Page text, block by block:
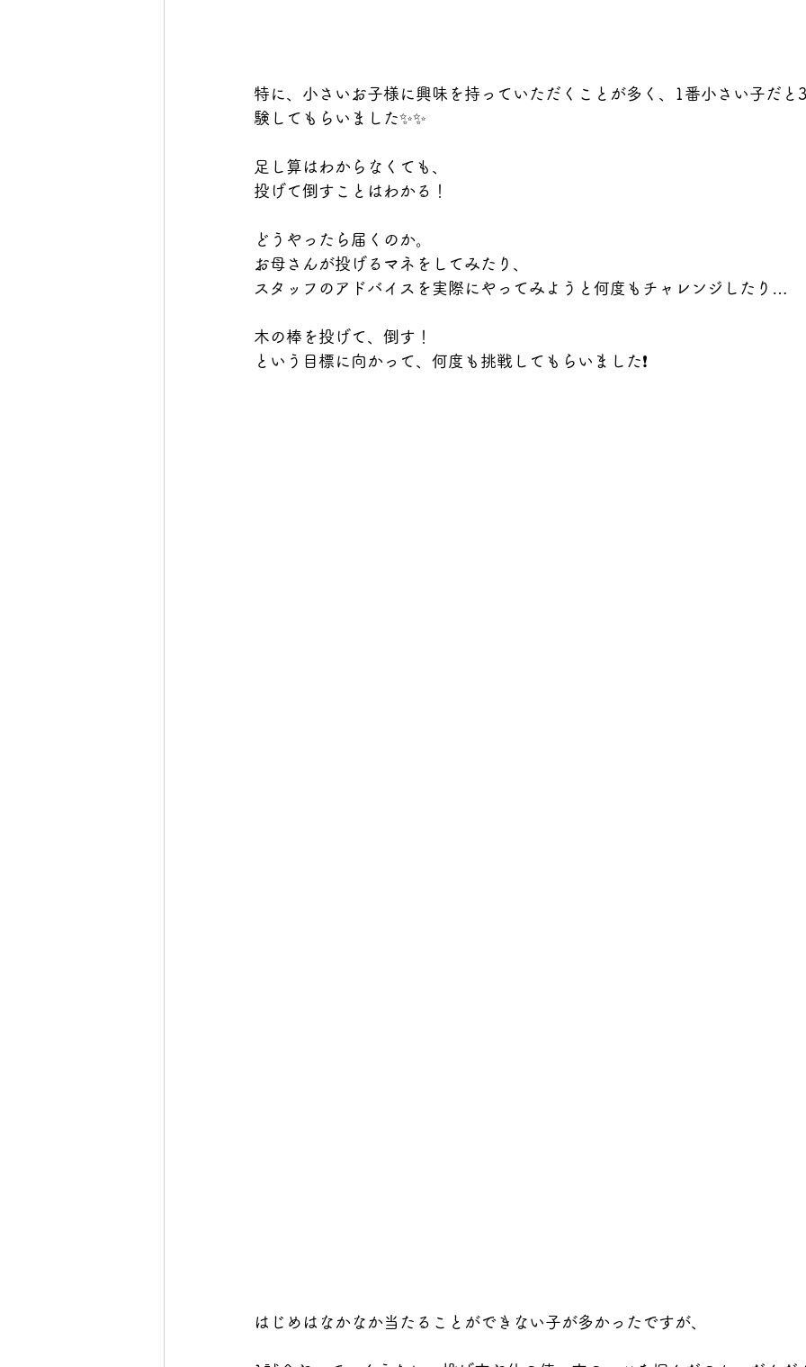
特に、小さいお子様に興味を持っていただくことが多く、1番小さい子だと
験してもらいました✨✨
足し算はわからなくても、
投げて倒すことはわかる！
どうやったら届くのか。
お母さんが投げるマネをしてみたり、
スタッフのアドバイスを実際にやってみようと何度もチャレンジしたり…
木の棒を投げて、倒す！
という目標に向かって、何度も挑戦してもらいました❗️
はじめはなかなか当たることができない子が多かったですが、